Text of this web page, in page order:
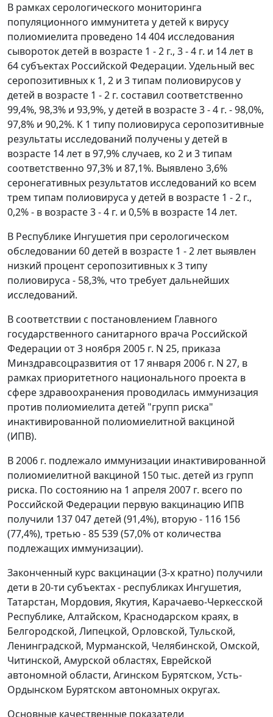
В рамках серологического мониторинга
популяционного иммунитета у детей к вирусу
полиомиелита проведено 14 404 исследования
сывороток детей в возрасте 1 - 2 г., 3 - 4 г. и 14 лет в
64 субъектах Российской Федерации. Удельный вес
серопозитивных к 1, 2 и 3 типам полиовирусов у
детей в возрасте 1 - 2 г. составил соответственно
99,4%, 98,3% и 93,9%, у детей в возрасте 3 - 4 г. - 98,0%,
97,8% и 90,2%. К 1 типу полиовируса серопозитивные
результаты исследований получены у детей в
возрасте 14 лет в 97,9% случаев, ко 2 и 3 типам
соответственно 97,3% и 87,1%. Выявлено 3,6%
серонегативных результатов исследований ко всем
трем типам полиовируса у детей в возрасте 1 - 2 г.,
0,2% - в возрасте 3 - 4 г. и 0,5% в возрасте 14 лет.
В Республике Ингушетия при серологическом
обследовании 60 детей в возрасте 1 - 2 лет выявлен
низкий процент серопозитивных к 3 типу
полиовируса - 58,3%, что требует дальнейших
исследований.
В соответствии с постановлением Главного
государственного санитарного врача Российской
Федерации от 3 ноября 2005 г. N 25, приказа
Минздравсоцразвития от 17 января 2006 г. N 27, в
рамках приоритетного национального проекта в
сфере здравоохранения проводилась иммунизация
против полиомиелита детей "групп риска"
инактивированной полиомиелитной вакциной
(ИПВ).
В 2006 г. подлежало иммунизации инактивированной
полиомиелитной вакциной 150 тыс. детей из групп
риска. По состоянию на 1 апреля 2007 г. всего по
Российской Федерации первую вакцинацию ИПВ
получили 137 047 детей (91,4%), вторую - 116 156
(77,4%), третью - 85 539 (57,0% от количества
подлежащих иммунизации).
Законченный курс вакцинации (3-х кратно) получили
дети в 20-ти субъектах - республиках Ингушетия,
Татарстан, Мордовия, Якутия, Карачаево-Черкесской
Республике, Алтайском, Краснодарском краях, в
Белгородской, Липецкой, Орловской, Тульской,
Ленинградской, Мурманской, Челябинской, Омской,
Читинской, Амурской областях, Еврейской
автономной области, Агинском Бурятском, Усть-
Ордынском Бурятском автономных округах.
Основные качественные показатели